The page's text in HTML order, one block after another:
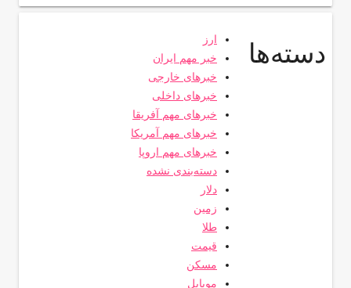
دسته‌ها
ارز
خبر مهم ایران
خبرهای خارجی
خبرهای داخلی
خبرهای مهم آفریقا
خبرهای مهم آمریکا
خبرهای مهم اروپا
دسته‌بندی نشده
دلار
زمین
طلا
قیمت
مسکن
موبایل